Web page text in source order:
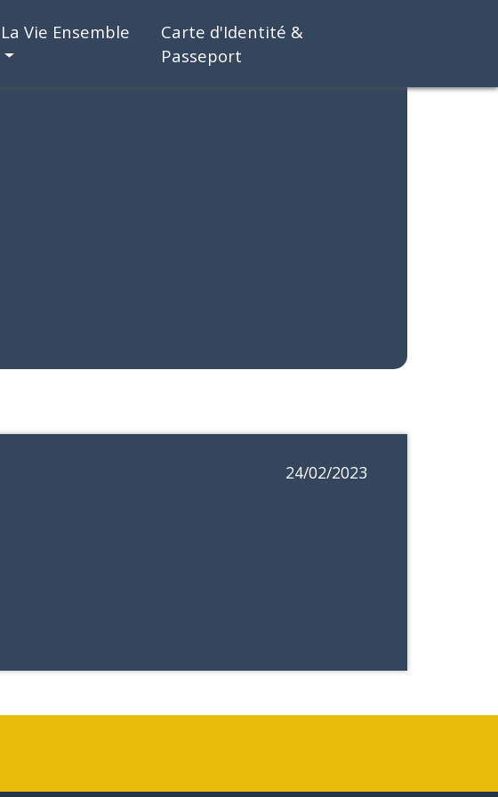
La Vie Ensemble
Carte d'Identité &
Passeport
24/02/2023